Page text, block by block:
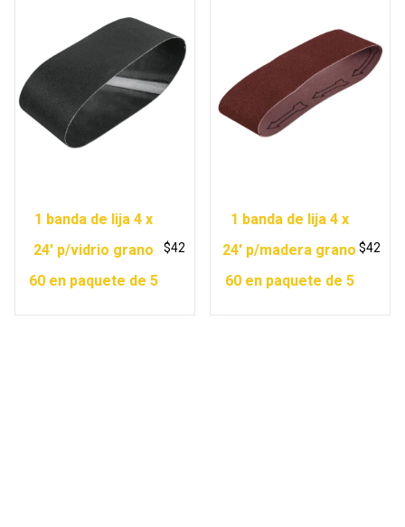
1 banda de lija 4 x
24′ p/vidrio grano
60 en paquete de 5
$42
1 banda de lija 4 x
24′ p/madera grano
60 en paquete de 5
$42